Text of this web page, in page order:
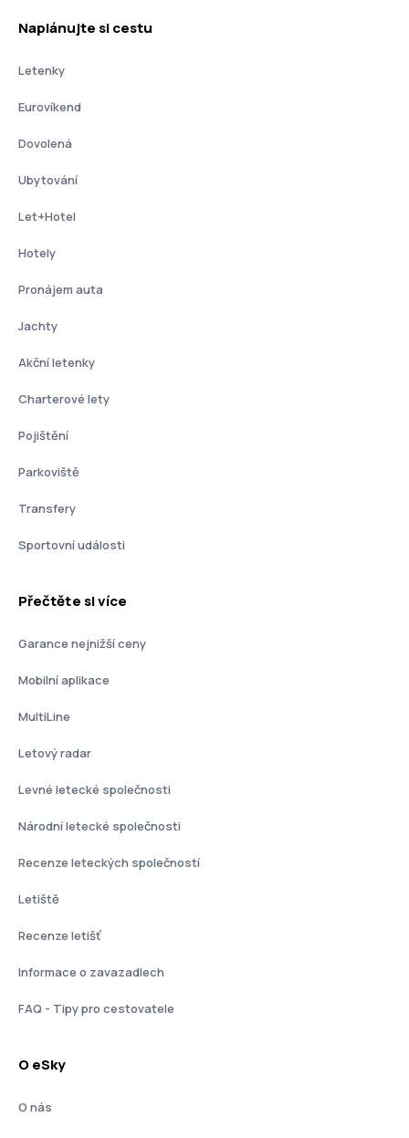
Naplánujte si cestu
Letenky
Eurovíkend
Dovolená
Ubytování
Let+Hotel
Hotely
Pronájem auta
Jachty
Akční letenky
Charterové lety
Pojištění
Parkoviště
Transfery
Sportovní události
Přečtěte si více
Garance nejnižší ceny
Mobilní aplikace
MultiLine
Letový radar
Levné letecké společnosti
Národní letecké společnosti
Recenze leteckých společností
Letiště
Recenze letišť
Informace o zavazadlech
FAQ - Tipy pro cestovatele
O eSky
O nás